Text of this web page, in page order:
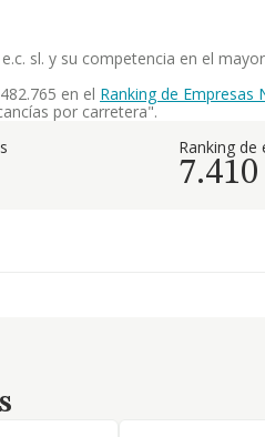
sl. y su competencia en el
en el Ranking de Empresas
por carretera".
Ranking de
7.410